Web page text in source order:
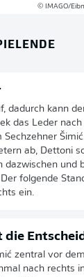
© IMAGO/
dadurch kann
das Leder
Sechzehner
ab, Dettoni
und
folgende
ein.
die
zentral vor
nach rechts